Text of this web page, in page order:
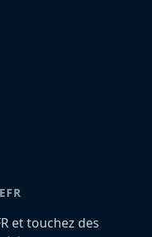
et touchez des